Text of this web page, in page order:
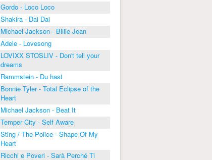
Gordo - Loco Loco
Shakira - Dai Dai
Michael Jackson - Billie Jean
Adele - Lovesong
LOVIXX STOSLIV - Don't tell your
dreams
Rammstein - Du hast
Bonnie Tyler - Total Eclipse of the
Heart
Michael Jackson - Beat It
Temper City - Self Aware
Sting / The Police - Shape Of My
Heart
Ricchi e Poveri - Sarà Perché Ti